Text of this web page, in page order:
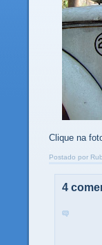
Clique na
Postado por
4